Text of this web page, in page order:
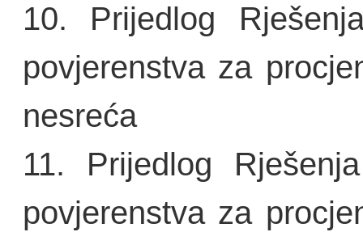
10. Prijedlog
povjerenstva za
nesreća
11. Prijedlog
povjerenstva za